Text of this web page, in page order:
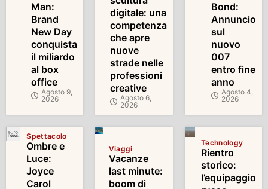
Man:
Brand
New Day
conquista
il miliardo
al box
office
Agosto 9,
2026
digitale: una
competenza
che apre
nuove
strade nelle
professioni
creative
Agosto 6,
2026
Bond:
Annuncio
sul
nuovo
007
entro fine
anno
Agosto 4,
2026
Spettacolo
Ombre e
Luce:
Joyce
Carol
Viaggi
Vacanze
last minute:
boom di
Technology
Rientro
storico:
l’equipaggio